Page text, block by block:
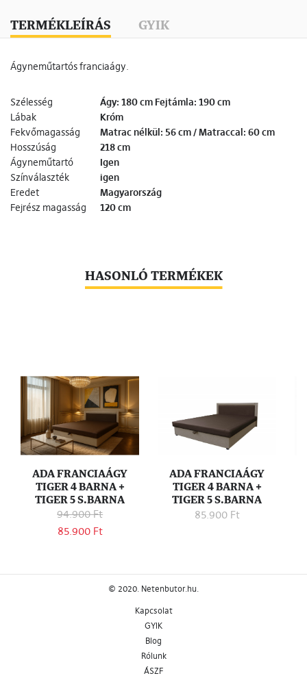
TERMÉKLEÍRÁS GYIK
Ágyneműtartós franciaágy.
Szélesség
Ágy: 180 cm Fejtámla: 190 cm
Lábak
Króm
Fekvőmagasság
Matrac nélkül: 56 cm / Matraccal: 60 cm
Hosszúság
218 cm
Ágyneműtartó
Igen
Színválaszték
igen
Eredet
Magyarország
Fejrész magasság
120 cm
HASONLÓ TERMÉKEK
ADA FRANCIAÁGY
TIGER 4 BARNA +
TIGER 5 S.BARNA
94.900 Ft
85.900 Ft
ADA FRANCIAÁGY
TIGER 4 BARNA +
TIGER 5 S.BARNA
85.900 Ft
© 2020. Netenbutor.hu.
Kapcsolat
GYIK
Blog
Rólunk
ÁSZF